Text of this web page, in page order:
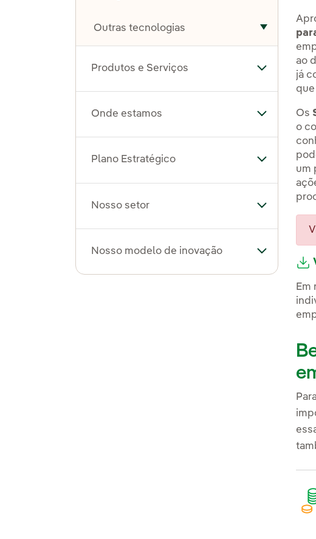
Outras tecnologias
Alternar
Produtos e Serviços Alternar
Onde estamos Alternar
Plano Estratégico Alternar
Nosso setor Alternar
Nosso modelo de inovação Alternar
ao
já
Os
o
um
Em